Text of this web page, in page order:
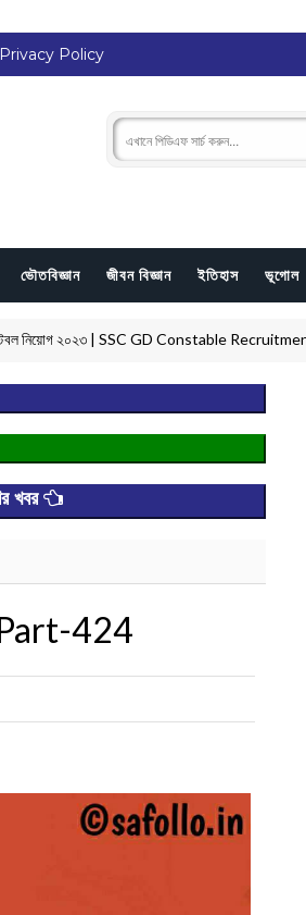
Privacy Policy
ভৌতবিজ্ঞান জীবন বিজ্ঞান ইতিহাস ভূগোল
২০২৩ | SSC GD Constable Recruitment 2023
424